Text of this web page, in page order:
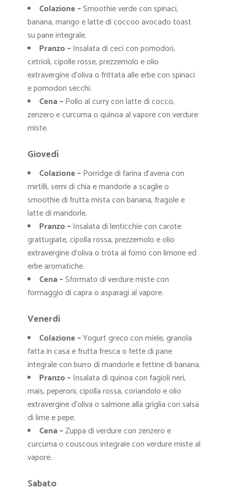
Colazione –Smoothie verde con spinaci,
banana, mango e latte di coccoo avocado toast
su pane integrale.
Pranzo –Insalata di ceci con pomodori,
cetrioli, cipolle rosse, prezzemolo e olio
extravergine d’oliva o frittata alle erbe con spinaci
e pomodori secchi.
Cena –Pollo al curry con latte di cocco,
zenzero e curcuma o quinoa al vapore con verdure
miste.
Giovedì
Colazione –Porridge di farina d’avena con
mirtilli, semi di chia e mandorle a scaglie o
smoothie di frutta mista con banana, fragole e
latte di mandorle.
Pranzo –Insalata di lenticchie con carote
grattugiate, cipolla rossa, prezzemolo e olio
extravergine d’oliva o trota al forno con limone ed
erbe aromatiche.
Cena –Sformato di verdure miste con
formaggio di capra o asparagi al vapore.
Venerdì
Colazione –Yogurt greco con miele, granola
fatta in casa e frutta fresca o fette di pane
integrale con burro di mandorle e fettine di banana.
Pranzo –Insalata di quinoa con fagioli neri,
mais, peperoni, cipolla rossa, coriandolo e olio
extravergine d’oliva o salmone alla griglia con salsa
di lime e pepe.
Cena –Zuppa di verdure con zenzero e
curcuma o couscous integrale con verdure miste al
vapore.
Sabato